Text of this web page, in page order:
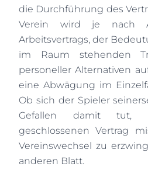
die Durchführung des
Verein wird je nach
Arbeitsvertrags, der
im Raum stehenden
personeller Alternativen
eine Abwägung im
Ob sich der Spieler
Gefallen damit tut,
geschlossenen Vertrag
Vereinswechsel zu
anderen Blatt.